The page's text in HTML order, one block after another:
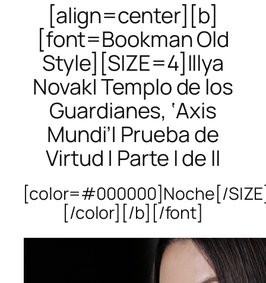
[align=center][b]
[font=Bookman Old
Style][SIZE=4]Illya
Novak| Templo de los
Guardianes, ‘Axis
Mundi’| Prueba de
Virtud | Parte I de II
[color=#000000]Noche[/
[/color][/b][/font]